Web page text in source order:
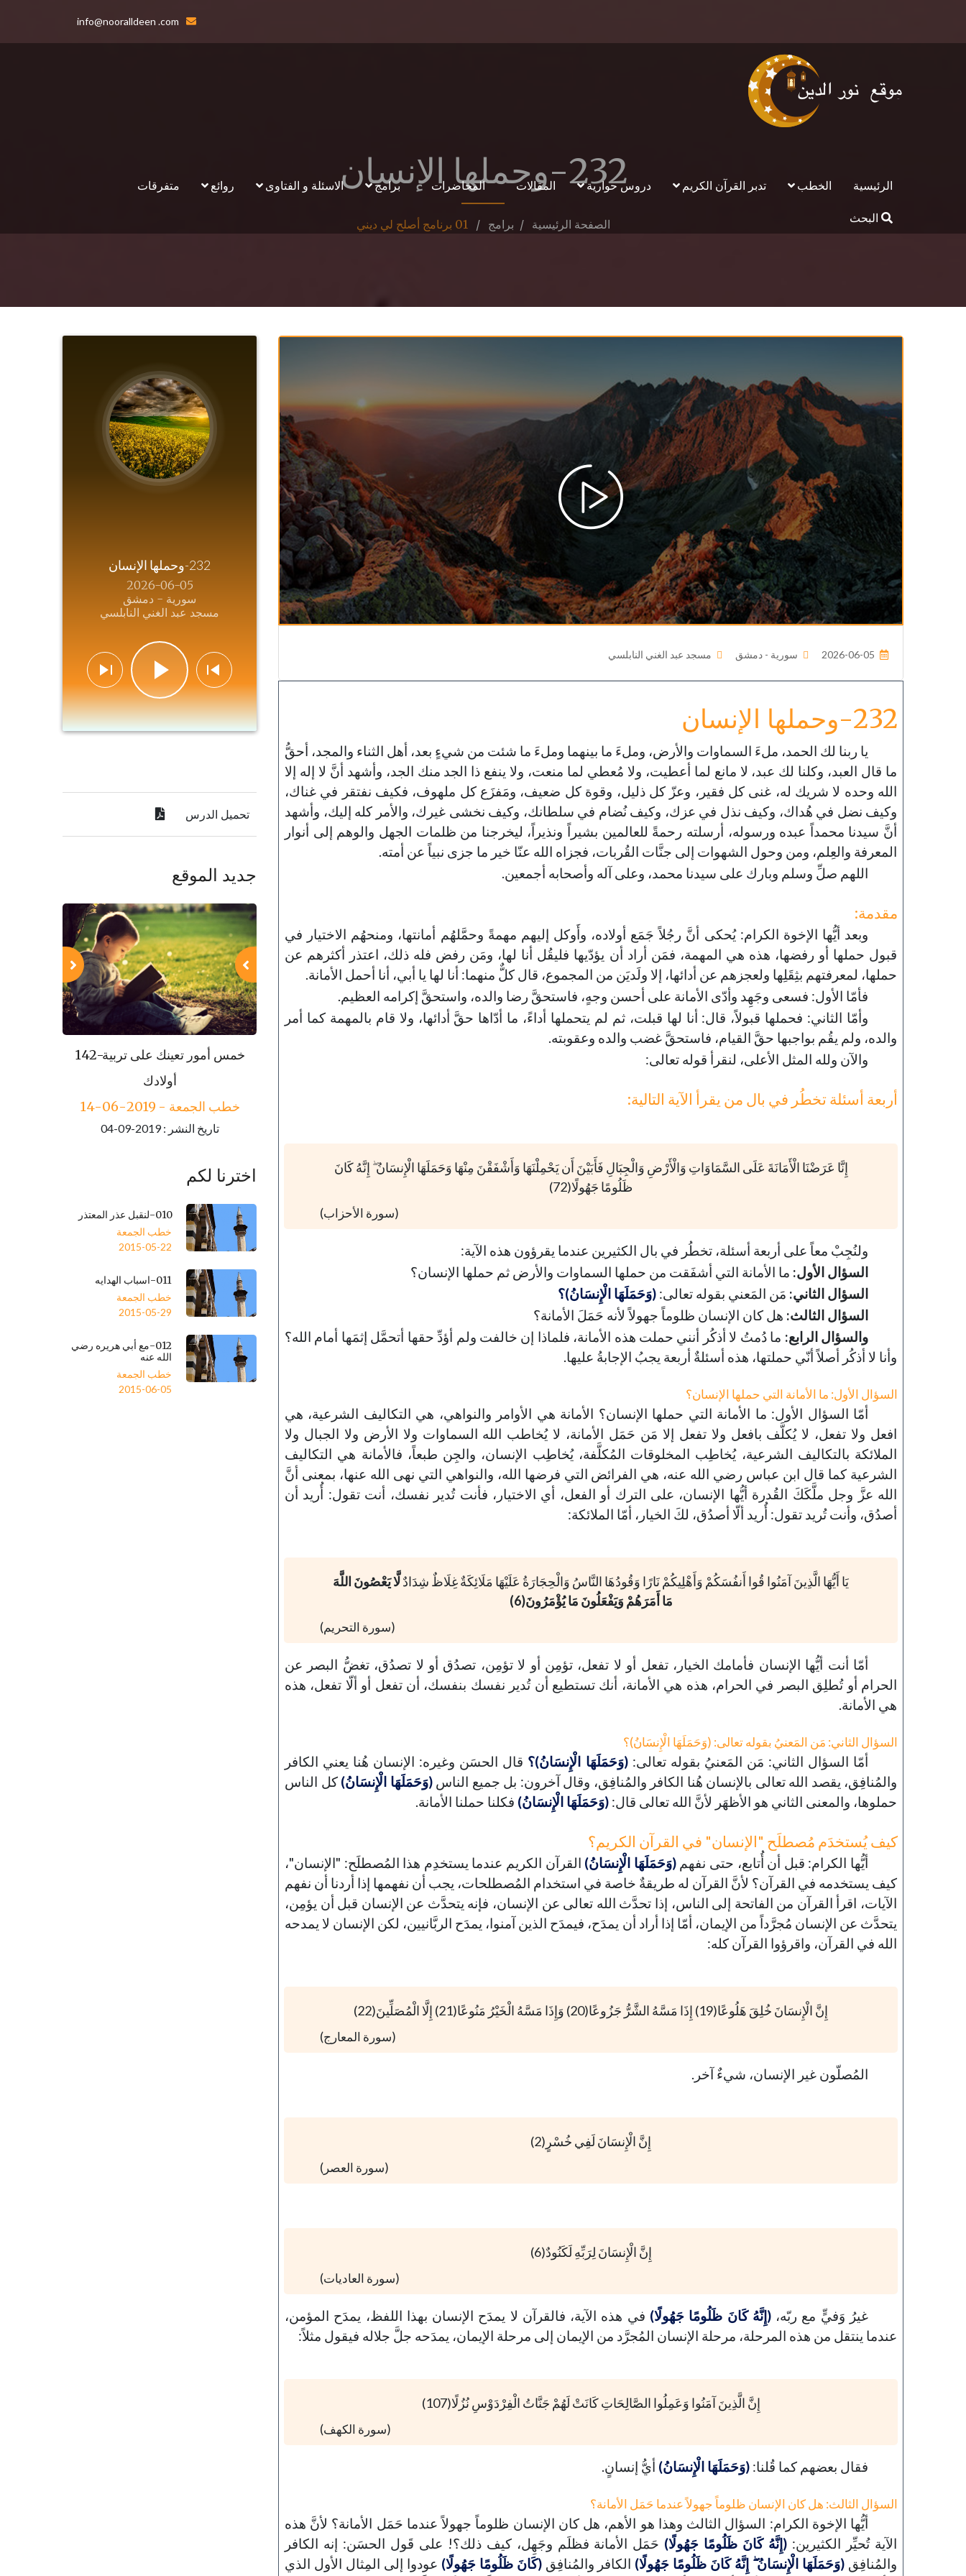
info@nooralldeen .com
الرئيسية الخطب تدبر القرآن الكريم دروس حوارية المقالات المحاضرات برامج الاسئلة و الفتاوى روائع متفرقات
البحث
232-وحملها الإنسان
الصفحة الرئيسية برامج 01 برنامج أصلح لي ديني
2026-06-05 سورية - دمشق مسجد عبد الغني النابلسي
232-وحملها الإنسان
يا ربنا لك الحمد، ملءَ السماوات والأرض، وملءَ ما بينهما وملءَ ما شئت من شيءٍ بعد، أهل الثناء والمجد، أحقُّ
ما قال العبد، وكلنا لك عبد، لا مانع لما أعطيت، ولا مُعطي لما منعت، ولا ينفع ذا الجد منك الجد، وأشهد أنَّ لا إله إلا
الله وحده لا شريك له، غنى كل فقير، وعزّ كل ذليل، وقوة كل ضعيف، ومَفزَع كل ملهوف، فكيف نفتقر في غناك،
وكيف نضل في هُداك، وكيف نذل في عزك، وكيف نُضام في سلطانك، وكيف نخشى غيرك، والأمر كله إليك، وأشهد
أنَّ سيدنا محمداً عبده ورسوله، أرسلته رحمةً للعالمين بشيراً ونذيراً، ليخرجنا من ظلمات الجهل والوهم إلى أنوار
المعرفة والعِلم، ومن وحول الشهوات إلى جنَّات القُربات، فجزاه الله عنّا خير ما جزى نبياً عن أمته.
اللهم صلِّ وسلم وبارك على سيدنا محمد، وعلى آله وأصحابه أجمعين.
مقدمة:
وبعد أيُّها الإخوة الكرام: يُحكى أنَّ رجُلاً جَمَع أولاده، وأَوكل إليهم مهمةً وحمَّلهُم أمانتها، ومنحهُم الاختيار في
قبول حملها أو رفضها، هذه هي المهمة، فمَن أراد أن يؤدّيها فليقُل أنا لها، ومَن رفض فله ذلك، اعتذر أكثرهم عن
حملها، لمعرفتهم بثِقَلِها ولعجزهم عن أدائها، إلا ولَديَن من المجموع، قال كلٌّ منهما: أنا لها يا أبي، أنا أحمل الأمانة.
فأمّا الأول: فسعى وجَهِد وأدّى الأمانة على أحسن وجهٍ، فاستحقَّ رضا والده، واستحقَّ إكرامه العظيم.
وأمّا الثاني: فحملها قبولاً، قال: أنا لها قبلت، ثم لم يتحملها أداءً، ما أدّاها حقَّ أدائها، ولا قام بالمهمة كما أمر
والده، ولم يقُم بواجبها حقَّ القيام، فاستحقَّ غضب والده وعقوبته.
والآن ولله المثل الأعلى، لنقرأ قوله تعالى:
أربعة أسئلة تخطُر في بال من يقرأ الآية التالية:
إِنَّا عَرَضْنَا الْأَمَانَةَ عَلَى السَّمَاوَاتِ وَالْأَرْضِ وَالْجِبَالِ فَأَبَيْنَ أَن يَحْمِلْنَهَا وَأَشْفَقْنَ مِنْهَا وَحَمَلَهَا الْإِنسَانُ ۖ إِنَّهُ كَانَ
ظَلُومًا جَهُولًا(72)
(سورة الأحزاب)
ولنُجِبْ معاً على أربعة أسئلة، تخطُر في بال الكثيرين عندما يقرؤون هذه الآية:
السؤال الأول: ما الأمانة التي أشفَقت من حملها السماوات والأرض ثم حملها الإنسان؟
السؤال الثاني: مَن المَعني بقوله تعالى: (وَحَمَلَهَا الْإِنسَانُ)؟
السؤال الثالث: هل كان الإنسان ظلوماً جهولاً لأنه حَمَلَ الأمانة؟
والسؤال الرابع: ما دُمتُ لا أذكُر أنني حملت هذه الأمانة، فلماذا إن خالفت ولم أؤدِّ حقها أتحمَّل إثمَها أمام الله؟
وأنا لا أذكُر أصلاً أنّي حملتها، هذه أسئلةٌ أربعة يجبُ الإجابةُ عليها.
السؤال الأول: ما الأمانة التي حملها الإنسان؟
أمّا السؤال الأول: ما الأمانة التي حملها الإنسان؟ الأمانة هي الأوامر والنواهي، هي التكاليف الشرعية، هي
افعل ولا تفعل، لا يُكلَّف بافعل ولا تفعل إلا مَن حَمَل الأمانة، لا يُخاطب الله السماوات ولا الأرض ولا الجبال ولا
الملائكة بالتكاليف الشرعية، يُخاطِب المخلوقات المُكلَّفة، يُخاطِب الإنسان، والجِن طبعاً، فالأمانة هي التكاليف
الشرعية كما قال ابن عباس رضي الله عنه، هي الفرائض التي فرضها الله، والنواهي التي نهى الله عنها، بمعنى أنَّ
الله عزَّ وجل ملَّكَكَ القُدرة أيُّها الإنسان، على الترك أو الفعل، أي الاختيار، فأنت تُدير نفسك، أنت تقول: أُريد أن
أصدُق، وأنت تُريد تقول: أُريد ألّا أصدُق، لكَ الخيار، أمّا الملائكة:
يَا أَيُّهَا الَّذِينَ آمَنُوا قُوا أَنفُسَكُمْ وَأَهْلِيكُمْ نَارًا وَقُودُهَا النَّاسُ وَالْحِجَارَةُ عَلَيْهَا مَلَائِكَةٌ غِلَاظٌ شِدَادٌلَّا يَعْصُونَ اللَّهَ
مَا أَمَرَهُمْ وَيَفْعَلُونَ مَا يُؤْمَرُونَ(6)
(سورة التحريم)
أمّا أنت أيُّها الإنسان فأمامك الخيار، تفعل أو لا تفعل، تؤمِن أو لا تؤمِن، تصدُق أو لا تصدُق، تغضُّ البصر عن
الحرام أو تُطلِق البصر في الحرام، هذه هي الأمانة، أنك تستطيع أن تُدير نفسك بنفسك، أن تفعل أو ألّا تفعل، هذه
هي الأمانة.
السؤال الثاني: مَن المَعنيُ بقوله تعالى: (وَحَمَلَهَا الْإِنسَانُ)؟
أمّا السؤال الثاني: مَن المَعنيُ بقوله تعالى:(وَحَمَلَهَا الْإِنسَانُ)؟ قال الحسَن وغيره: الإنسان هُنا يعني الكافر
والمُنافِق، يقصد الله تعالى بالإنسان هُنا الكافر والمُنافِق، وقال آخرون: بل جميع الناس(وَحَمَلَهَا الْإِنسَانُ)كل الناس
حملوها، والمعنى الثاني هو الأظهَر لأنَّ الله تعالى قال: (وَحَمَلَهَا الْإِنسَانُ) فكلنا حملنا الأمانة.
كيف يُستخدَم مُصطلَح "الإنسان" في القرآن الكريم؟
أيُّها الكرام: قبل أن أُتابع، حتى نفهم(وَحَمَلَهَا الْإِنسَانُ) القرآن الكريم عندما يستخدِم هذا المُصطلَح: "الإنسان"،
كيف يستخدمه في القرآن؟ لأنَّ القرآن له طريقةٌ خاصة في استخدام المُصطلحات، يجب أن نفهمها إذا أردنا أن نفهم
الآيات، اقرأ القرآن من الفاتحة إلى الناس، إذا تحدَّث الله تعالى عن الإنسان، فإنه يتحدَّث عن الإنسان قبل أن يؤمِن،
يتحدَّث عن الإنسان مُجرَّداً من الإيمان، أمّا إذا أراد أن يمدَح، فيمدَح الذين آمنوا، يمدَح الربَّانيين، لكن الإنسان لا يمدحه
الله في القرآن، واقرؤوا القرآن كله:
إِنَّ الْإِنسَانَ خُلِقَ هَلُوعًا(19) إِذَا مَسَّهُ الشَّرُّ جَزُوعًا(20) وَإِذَا مَسَّهُ الْخَيْرُ مَنُوعًا(21) إِلَّا الْمُصَلِّينَ(22)
(سورة المعارج)
المُصلّون غير الإنسان، شيءٌ آخر.
إِنَّ الْإِنسَانَ لَفِي خُسْرٍ(2)
(سورة العصر)
إِنَّ الْإِنسَانَ لِرَبِّهِ لَكَنُودٌ(6)
(سورة العاديات)
غيرُ وَفيٍّ مع ربّه،(إِنَّهُ كَانَ ظَلُومًا جَهُولًا) في هذه الآية، فالقرآن لا يمدَح الإنسان بهذا اللفظ، يمدَح المؤمن،
عندما ينتقل من هذه المرحلة، مرحلة الإنسان المُجرَّد من الإيمان إلى مرحلة الإيمان، يمدَحه جلَّ جلاله فيقول مثلاً:
إِنَّ الَّذِينَ آمَنُوا وَعَمِلُوا الصَّالِحَاتِ كَانَتْ لَهُمْ جَنَّاتُ الْفِرْدَوْسِ نُزُلًا(107)
(سورة الكهف)
فقال بعضهم كما قُلنا: (وَحَمَلَهَا الْإِنسَانُ) أيُّ إنسانٍ.
السؤال الثالث: هل كان الإنسان ظلوماً جهولاً عندما حَمَل الأمانة؟
أيُّها الإخوة الكرام: السؤال الثالث وهذا هو الأهم، هل كان الإنسان ظلوماً جهولاً عندما حَمَل الأمانة؟ لأنَّ هذه
الآية تُحيِّر الكثيرين: (إِنَّهُ كَانَ ظَلُومًا جَهُولًا) حَمَل الأمانة فظلَم وجَهِل، كيف ذلك؟! على قَول الحسَن: إنه الكافر
والمُنافِق (وَحَمَلَهَا الْإِنسَانُ ۖ إِنَّهُ كَانَ ظَلُومًا جَهُولًا) الكافر والمُنافِق(كَانَ ظَلُومًا جَهُولًا) عودوا إلى المِثال الأول الذي
232-وحملها الإنسان
2026-06-05
سورية - دمشق
مسجد عبد الغني النابلسي
تحميل الدرس
جديد الموقع
142-خمس أمور تعينك على تربية
أولادك
خطب الجمعة - 2019-06-14
تاريخ النشر : 2019-09-04
143-مكارم الأخلاق
خطب الجمعة - 2019-06-21
تاريخ النشر : 2019-09-04
143-مكارم الأخلاق
تاريخ النشر : 2019-09-04
اخترنا لكم
010-لنقبل عذر المعتذر
خطب الجمعة
2015-05-22
011-اسباب الهدايه
خطب الجمعة
2015-05-29
012-مع أبي هريره رضي
الله عنه
خطب الجمعة
2015-06-05